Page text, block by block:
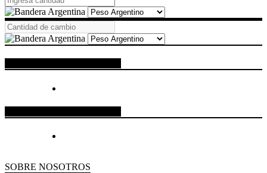
SOBRE NOSOTROS